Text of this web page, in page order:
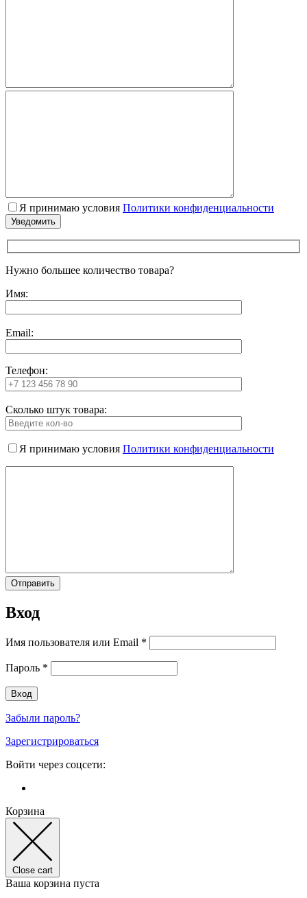
Я принимаю условия Политики конфиденциальности
Нужно большее количество товара?
Имя:
Email:
Телефон:
Сколько штук товара:
Я принимаю условия Политики конфиденциальности
Вход
Имя пользователя или Email *
Пароль *
Забыли пароль?
Зарегистрироваться
Войти через соцсети:
Корзина
Close cart
Ваша корзина пуста